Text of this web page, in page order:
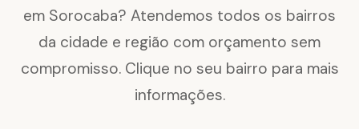
em Sorocaba? Atendemos todos os bairros
da cidade e região com orçamento sem
compromisso. Clique no seu bairro para mais
informações.